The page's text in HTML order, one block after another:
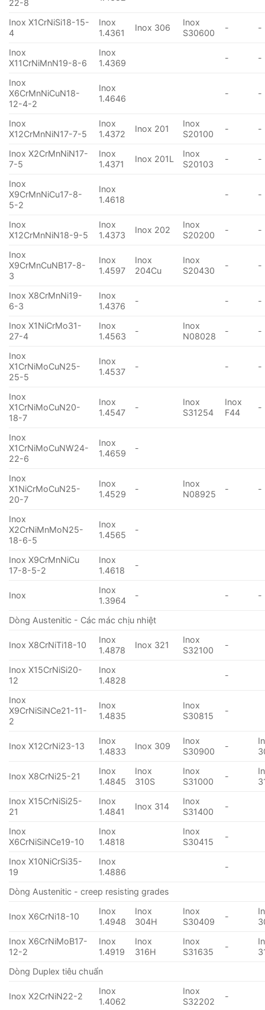
22-8
Inox X1CrNiSi18-15-
4
Inox
1.4361
Inox 306
Inox
S30600
- -
Inox
X11CrNiMnN19-8-6
Inox
1.4369
- -
Inox
X6CrMnNiCuN18-
12-4-2
Inox
1.4646
- -
Inox
X12CrMnNiN17-7-5
Inox
1.4372
Inox 201
Inox
S20100
- -
Inox X2CrMnNiN17-
7-5
Inox
1.4371
Inox 201L
Inox
S20103
- -
Inox
X9CrMnNiCu17-8-
5-2
Inox
1.4618
- -
Inox
X12CrMnNiN18-9-5
Inox
1.4373
Inox 202
Inox
S20200
- -
Inox
X9CrMnCuNB17-8-
3
Inox
1.4597
Inox
204Cu
Inox
S20430
- -
Inox X8CrMnNi19-
6-3
Inox
1.4376
- - -
Inox X1NiCrMo31-
27-4
Inox
1.4563
-
Inox
N08028
- -
Inox
X1CrNiMoCuN25-
25-5
Inox
1.4537
- - -
Inox
X1CrNiMoCuN20-
18-7
Inox
1.4547
-
Inox
S31254
Inox
F44
-
Inox
X1CrNiMoCuNW24-
22-6
Inox
1.4659
-
Inox
X1NiCrMoCuN25-
20-7
Inox
1.4529
-
Inox
N08925
- -
Inox
X2CrNiMnMoN25-
18-6-5
Inox
1.4565
-
Inox X9CrMnNiCu
17-8-5-2
Inox
1.4618
-
Inox
Inox
1.3964
- - -
Dòng Austenitic - Các mác chịu nhiệt
Inox X8CrNiTi18-10
Inox
1.4878
Inox 321
Inox
S32100
-
Inox X15CrNiSi20-
12
Inox
1.4828
-
Inox
X9CrNiSiNCe21-11-
2
Inox
1.4835
Inox
S30815
-
Inox X12CrNi23-13
Inox
1.4833
Inox 309
Inox
S30900
-
Inox X8CrNi25-21
Inox
1.4845
Inox
310S
Inox
S31000
-
Inox X15CrNiSi25-
21
Inox
1.4841
Inox 314
Inox
S31400
-
Inox
X6CrNiSiNCe19-10
Inox
1.4818
Inox
S30415
-
Inox X10NiCrSi35-
19
Inox
1.4886
-
Dòng Austenitic - creep resisting grades
Inox X6CrNi18-10
Inox
1.4948
Inox
304H
Inox
S30409
-
Inox X6CrNiMoB17-
12-2
Inox
1.4919
Inox
316H
Inox
S31635
-
Dòng Duplex tiêu chuẩn
Inox X2CrNiN22-2
Inox
1.4062
Inox
S32202
-